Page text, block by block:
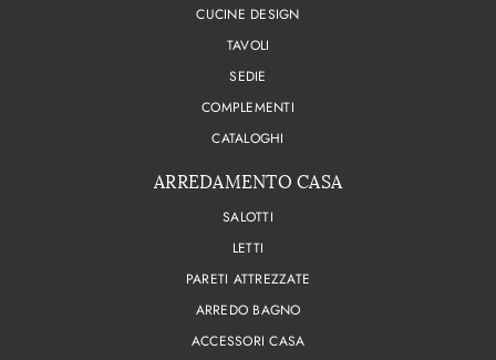
CUCINE DESIGN
TAVOLI
SEDIE
COMPLEMENTI
CATALOGHI
ARREDAMENTO CASA
SALOTTI
LETTI
PARETI ATTREZZATE
ARREDO BAGNO
ACCESSORI CASA